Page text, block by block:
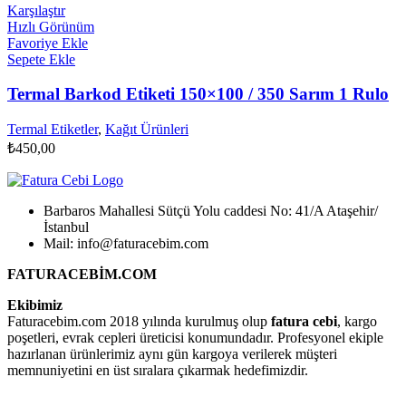
Karşılaştır
Hızlı Görünüm
Favoriye Ekle
Sepete Ekle
Termal Barkod Etiketi 150×100 / 350 Sarım 1 Rulo
Termal Etiketler, Kağıt Ürünleri
₺450,00
Barbaros Mahallesi Sütçü Yolu caddesi No: 41/A Ataşehir/
İstanbul
Mail: info@faturacebim.com
FATURACEBİM.COM
Ekibimiz
Faturacebim.com 2018 yılında kurulmuş olup fatura cebi, kargo
poşetleri, evrak cepleri üreticisi konumundadır. Profesyonel ekiple
hazırlanan ürünlerimiz aynı gün kargoya verilerek müşteri
memnuniyetini en üst sıralara çıkarmak hedefimizdir.